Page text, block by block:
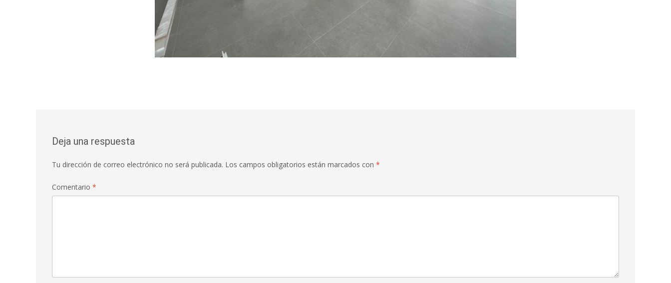
Deja una respuesta
Tu dirección de correo electrónico no será publicada. Los campos obligatorios están marcados con *
Comentario *